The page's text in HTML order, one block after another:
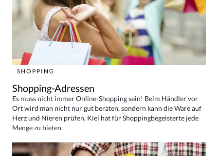
SHOPPING
Shopping-Adressen
Es muss nicht immer Online-Shopping sein! Beim Händler vor
Ort wird man nicht nur gut beraten, sondern kann die Ware auf
Herz und Nieren prüfen. Kiel hat für Shoppingbegeisterte jede
Menge zu bieten.